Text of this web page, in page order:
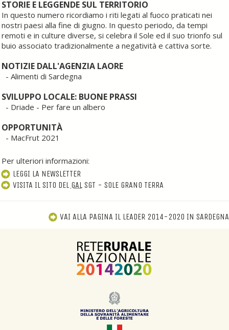
STORIE E LEGGENDE SUL TERRITORIO
In questo numero ricordiamo i riti legati al fuoco praticati nei
nostri paesi alla fine di giugno. In questo periodo, da tempi
remoti e in culture diverse, si celebra il Sole ed il suo trionfo sul
buio associato tradizionalmente a negatività e cattiva sorte.
NOTIZIE DALL'AGENZIA LAORE
- Alimenti di Sardegna
SVILUPPO LOCALE: BUONE PRASSI
- Driade - Per fare un albero
OPPORTUNITÀ
- MacFrut 2021
Per ulteriori informazioni:
LEGGI LA NEWSLETTER
VISITA IL SITO DEL GAL SGT - SOLE GRANO TERRA
VAI ALLA PAGINA IL LEADER 2014-2020 IN SARDEGNA